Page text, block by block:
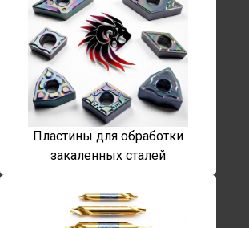
Пластины для обработки
закаленных сталей